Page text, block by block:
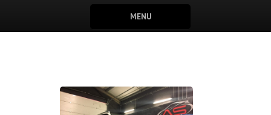
MENU